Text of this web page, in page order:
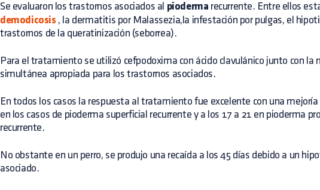
Se evaluaron los trastornos asociados al pioderma recurrente. Entre ellos
demodicosis , la dermatitis por Malassezia,la infestación por pulgas, el
trastornos de la queratinización (seborrea).
Para el tratamiento se utilizó cefpodoxima con ácido clavulánico junto con la
simultánea apropiada para los trastornos asociados.
En todos los casos la respuesta al tratamiento fue excelente con una mejoría
en los casos de pioderma superficial recurrente y a los 17 a 21 en pioderma
recurrente.
No obstante en un perro, se produjo una recaída a los 45 días debido a un
asociado.